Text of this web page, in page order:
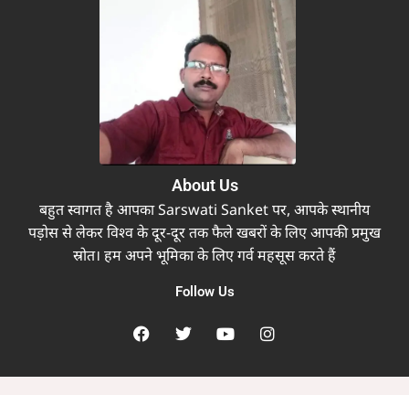
About Us
बहुत स्वागत है आपका Sarswati Sanket पर, आपके स्थानीय
पड़ोस से लेकर विश्व के दूर-दूर तक फैले खबरों के लिए आपकी प्रमुख
स्रोत। हम अपने भूमिका के लिए गर्व महसूस करते हैं
Follow Us